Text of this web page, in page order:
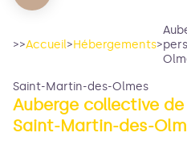
>>Accueil>Hébergements>
Saint-Martin-des-Olmes
Auberge collective
Saint-Martin-des-